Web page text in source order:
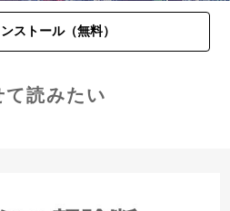
ストール（無料）
て読みたい